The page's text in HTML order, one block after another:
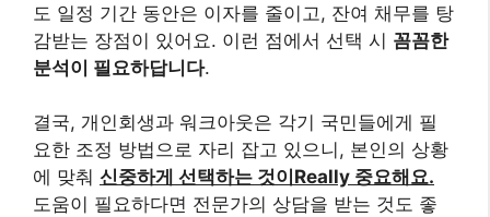
도 일정 기간 동안은 이자를 줄이고, 잔여 채무를 탕
감받는 장점이 있어요. 이런 점에서 선택 시 꼼꼼한
분석이 필요하답니다.
결국, 개인회생과 워크아웃은 각기 국민들에게 필
요한 조정 방법으로 자리 잡고 있으니, 본인의 상황
에 맞춰 신중하게 선택하는 것이Really 중요해요.
도움이 필요하다면 전문가의 상담을 받는 것도 좋